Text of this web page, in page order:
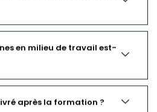
en milieu de travail est-
après la formation ?